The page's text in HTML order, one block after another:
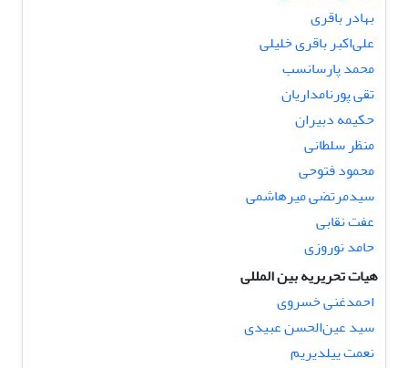
بهادر باقری
علی‌اکبر باقری خلیلی
محمد پارسانسب
تقی پورنامداریان
حکیمه دبیران
منظر سلطانی
محمود فتوحی
سیدمرتضی میرهاشمی
عفت نقابی
حامد نوروزی
هیات تحریریه بین المللی
احمدغنی خسروی
سید عین‌الحسن عبیدی
نعمت ییلدیریم